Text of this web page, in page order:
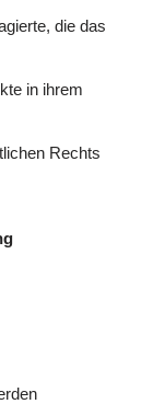
die das
in ihrem
Rechts